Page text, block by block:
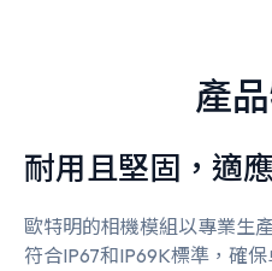
產
耐用且堅固，適
歐特明的相機模組以專業生
符合IP67和IP69K標準，確